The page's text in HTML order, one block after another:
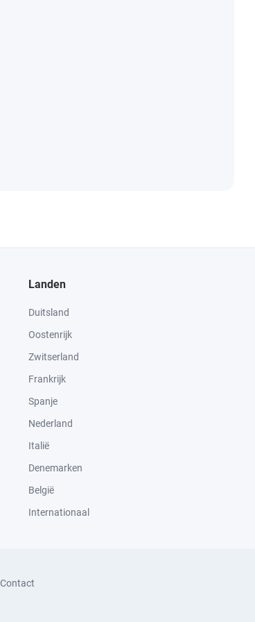
Landen
Duitsland
Oostenrijk
Zwitserland
Frankrijk
Spanje
Nederland
Italië
Denemarken
België
Internationaal
Contact